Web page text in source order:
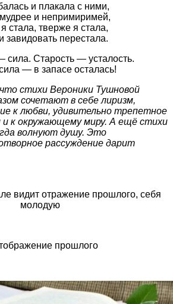
и плакала с ними,
и непримиримей,
стала, тверже я стала,
завидовать перестала.
сила. Старость — усталость.
— в запасе осталась!
стихи Вероники Тушновой
сочетают в себе лиризм,
к любви, удивительно трепетное
к окружающему миру. А ещё стихи
волнуют душу. Это
рассуждение дарит